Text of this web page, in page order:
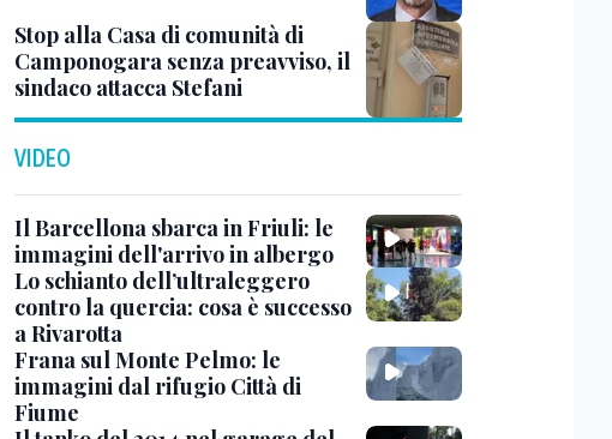
Stop alla Casa di comunità di
Camponogara senza preavviso, il
sindaco attacca Stefani
VIDEO
Il Barcellona sbarca in Friuli: le
immagini dell'arrivo in albergo
Lo schianto dell’ultraleggero
contro la quercia: cosa è successo
a Rivarotta
Frana sul Monte Pelmo: le
immagini dal rifugio Città di
Fiume